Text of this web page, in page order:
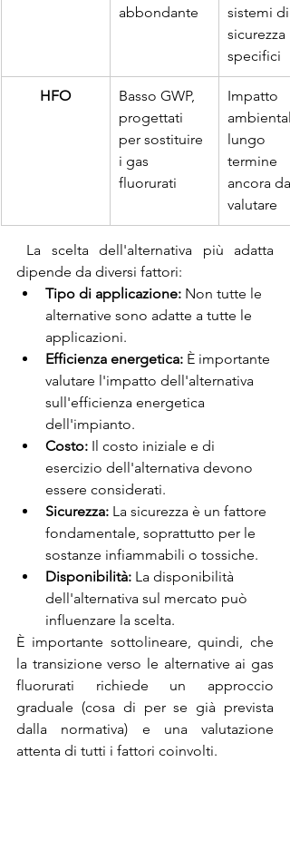
abbondante
sistemi di
sicurezza
specifici
HFO
Basso GWP,
progettati
per sostituire
i gas
fluorurati
Impatto
lungo
termine
ancora da
valutare
La scelta dell'alternativa più adatta
dipende da diversi fattori:
Tipo di applicazione: Non tutte le
alternative sono adatte a tutte le
applicazioni.
Efficienza energetica: È importante
valutare l'impatto dell'alternativa
sull'efficienza energetica
dell'impianto.
Costo: Il costo iniziale e di
esercizio dell'alternativa devono
essere considerati.
Sicurezza: La sicurezza è un fattore
fondamentale, soprattutto per le
sostanze infiammabili o tossiche.
Disponibilità: La disponibilità
dell'alternativa sul mercato può
influenzare la scelta.
È importante sottolineare, quindi, che
la transizione verso le alternative ai gas
fluorurati richiede un approccio
graduale (cosa di per se già prevista
dalla normativa) e una valutazione
attenta di tutti i fattori coinvolti.